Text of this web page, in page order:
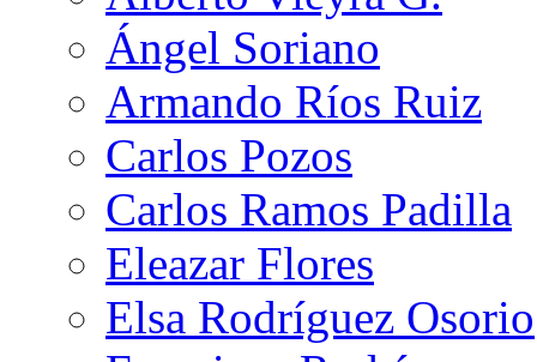
Ángel Soriano
Armando Ríos Ruiz
Carlos Pozos
Carlos Ramos Padilla
Eleazar Flores
Elsa Rodríguez Osorio